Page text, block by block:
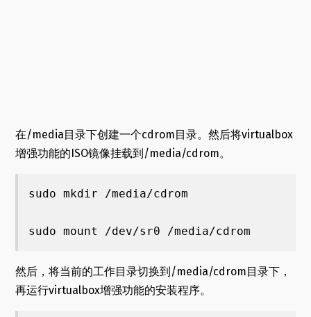
在/media目录下创建一个cdrom目录。然后将virtualbox
增强功能的ISO镜像挂载到/media/cdrom。
sudo mkdir /media/cdrom
sudo mount /dev/sr0 /media/cdrom
然后，将当前的工作目录切换到/media/cdrom目录下，
再运行virtualbox增强功能的安装程序。